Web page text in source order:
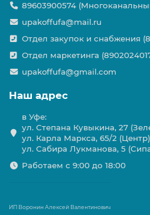
89603900574
upakoffufa@mail.ru
Отдел закупок и снабжения
Отдел маркетинга
upakoffufa@gmail.com
Наш адрес
в Уфе:
ул. Степана Кувыкина, 27
ул. Карла Маркса, 65/2 (Центр)
ул. Сабира Лукманова, 5
Работаем с 9:00 до 18:00
ИП Воронин Алексей Валентинович